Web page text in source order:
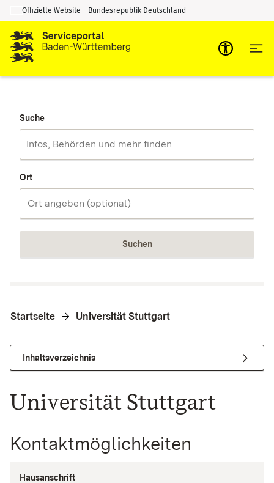
Zum Inhalt springen
Zur Suche springen
Offizielle Website – Bundesrepublik Deutschland
Suche
Ort
Suchen
Startseite Universität Stuttgart
Inhaltsverzeichnis
Universität Stuttgart
Kontaktmöglichkeiten
Hausanschrift